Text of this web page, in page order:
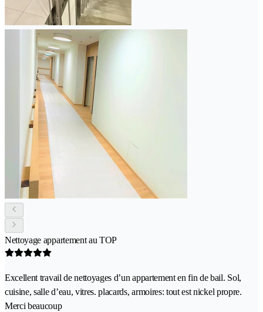
Nettoyage appartement au TOP
Excellent travail de nettoyages d’un appartement en fin de bail. Sol,
cuisine, salle d’eau, vitres. placards, armoires: tout est nickel propre.
Merci beaucoup